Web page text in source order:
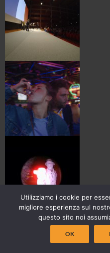
Utilizziamo i cookie per
migliore esperienza sul
questo sito noi
OK